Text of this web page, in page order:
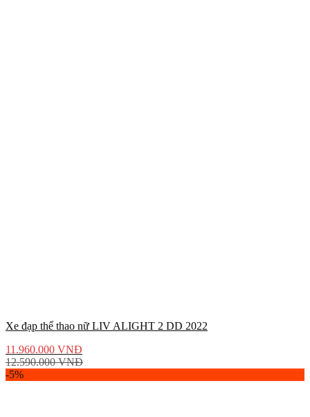
Xe đạp thể thao nữ LIV ALIGHT 2 DD 2022
11.960.000 VNĐ
12.590.000VNĐ
-5%